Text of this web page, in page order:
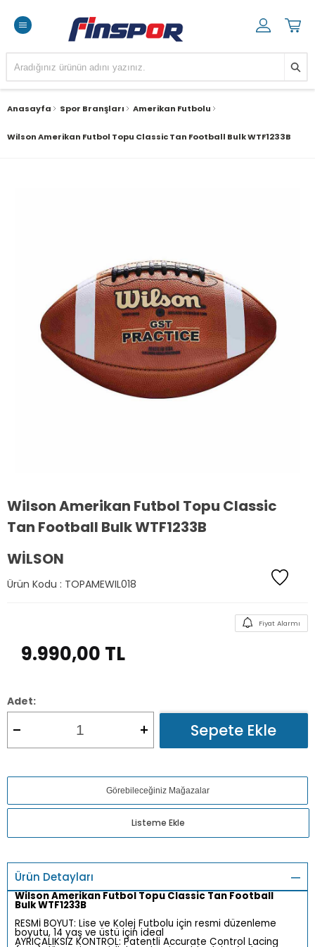
Anasayfa Spor Branşları Amerikan Futbolu
Wilson Amerikan Futbol Topu Classic Tan Football Bulk WTF1233B
Wilson Amerikan Futbol Topu Classic
Tan Football Bulk WTF1233B
WILSON
Ürün Kodu : TOPAMEWIL018
Fiyat Alarmı
9.990,00 TL
Adet:
Sepete Ekle
Görebileceğiniz Mağazalar
Listeme Ekle
Ürün Detayları
Wilson Amerikan Futbol Topu Classic Tan Football
Bulk WTF1233B
RESMİ BOYUT: Lise ve Kolej Futbolu için resmi düzenleme
boyutu, 14 yaş ve üstü için ideal
AYRICALIKSIZ KONTROL: Patentli Accurate Control Lacing